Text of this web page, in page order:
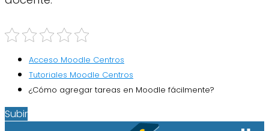
Acceso Moodle Centros
Tutoriales Moodle Centros
¿Cómo agregar tareas en Moodle fácilmente?
Subir